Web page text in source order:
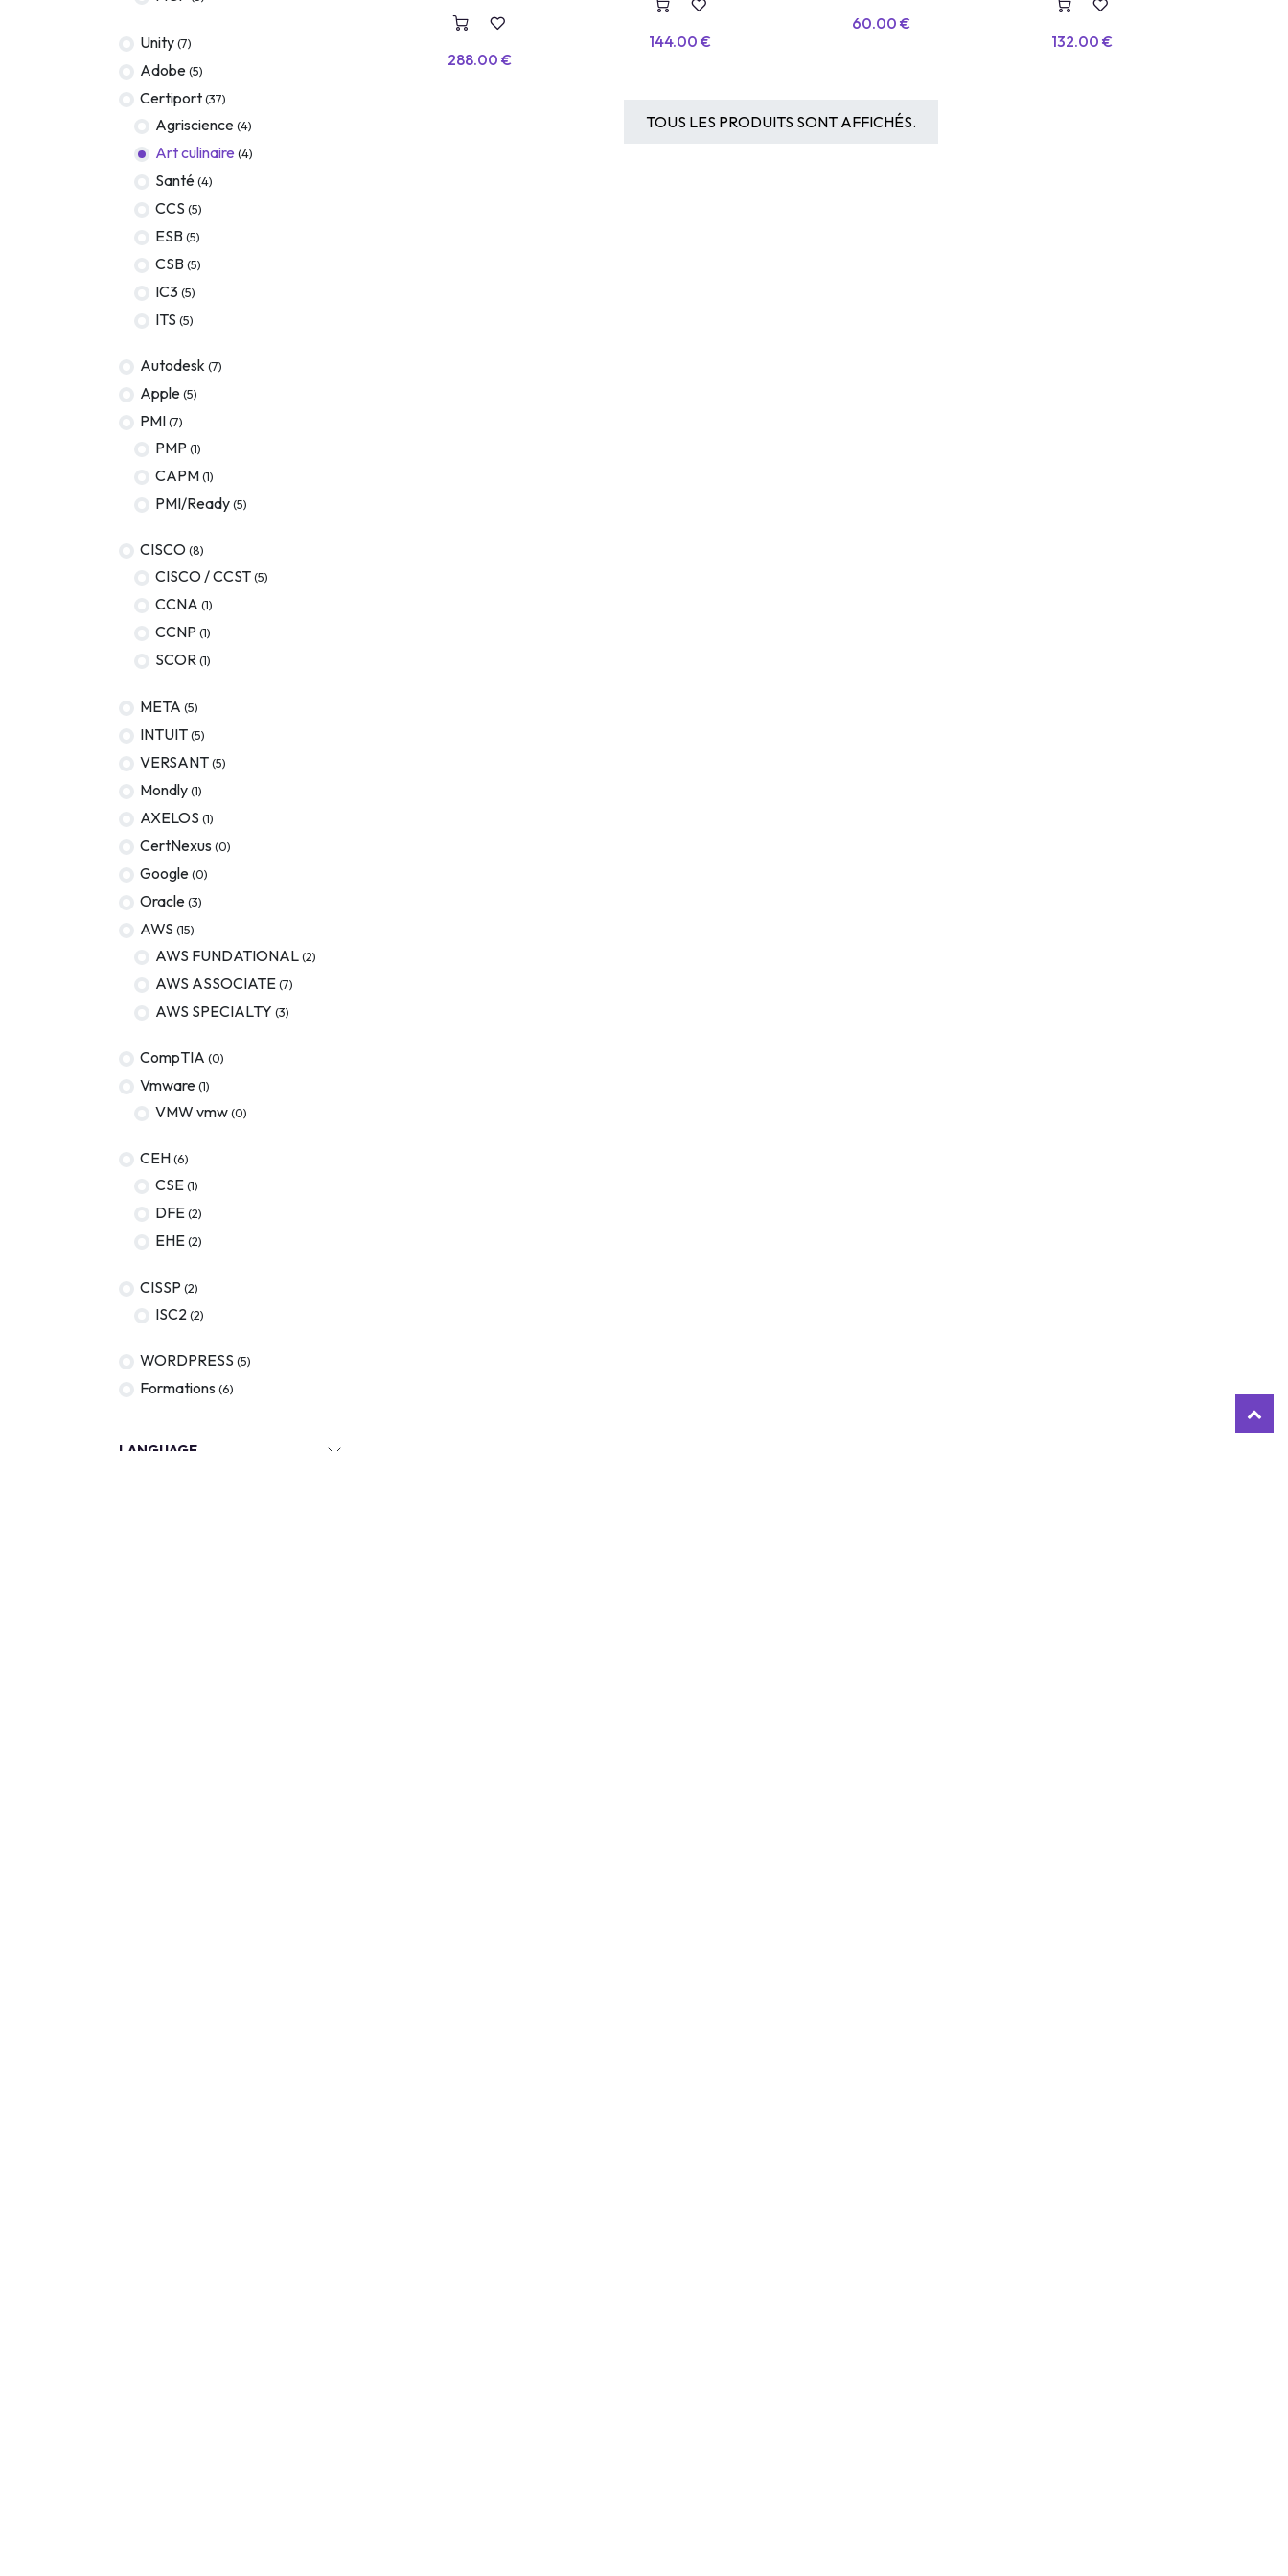
servicenow
Apple
Meta
Versant
axelos
Intelligence Artificielle
Unity (7)
Adobe (5)
Certiport (37)
Agriscience (4)
Art culinaire (4)
Santé (4)
CCS (5)
ESB (5)
CSB (5)
IC3 (5)
ITS (5)
Autodesk (7)
Apple (5)
PMI (7)
PMP (1)
CAPM (1)
PMI/Ready (5)
CISCO (8)
CISCO / CCST (5)
CCNA (1)
CCNP (1)
SCOR (1)
META (5)
INTUIT (5)
VERSANT (5)
Mondly (1)
AXELOS (1)
CertNexus (0)
Google(0)
Oracle(3)
AWS (15)
AWS FUNDATIONAL (2)
AWS ASSOCIATE (7)
AWS SPECIALTY (3)
CompTIA (0)
Vmware (1)
VMW vmw (0)
CEH (6)
CSE (1)
DFE (2)
EHE (2)
CISSP (2)
ISC2 (2)
WORDPRESS (5)
Formations (6)
LANGUAGE
288.00 €
144.00 €
60.00 €
132.00 €
TOUS LES PRODUITS SONT AFFICHÉS.